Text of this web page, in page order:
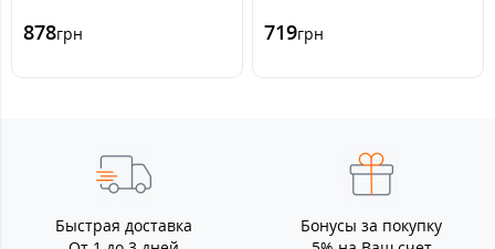
878грн 719грн
Быстрая доставка
Бонусы за покупку